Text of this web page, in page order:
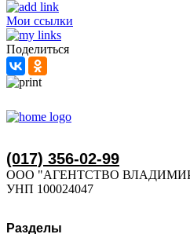
Мои ссылки
Поделиться
(017) 356-02-99
ООО "АГЕНТСТВО
УНП 100024047
Разделы